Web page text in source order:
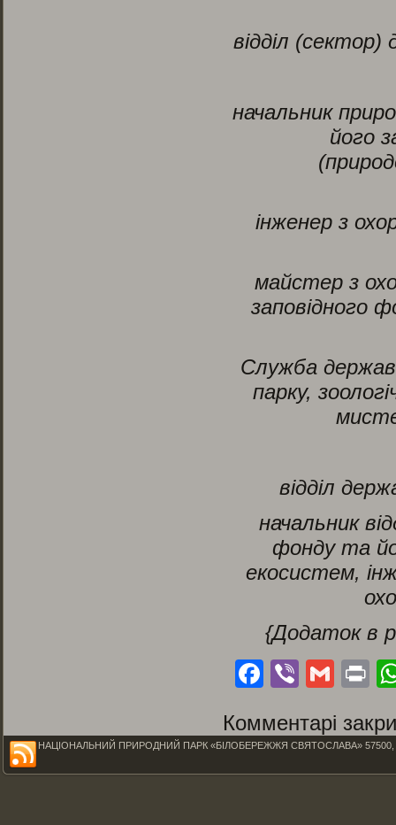
відділ (сектор)
начальник
його
інженер з
майстер з
заповідного
Служба
парку,
відділ
начальник
фонду та
екосистем,
{Додаток в
Facebook
Viber
Комментарі
НАЦІОНАЛЬНИЙ ПРИРОДНИЙ ПАРК «БІЛОБЕРЕЖЖЯ СВЯТОСЛАВА» 57500,